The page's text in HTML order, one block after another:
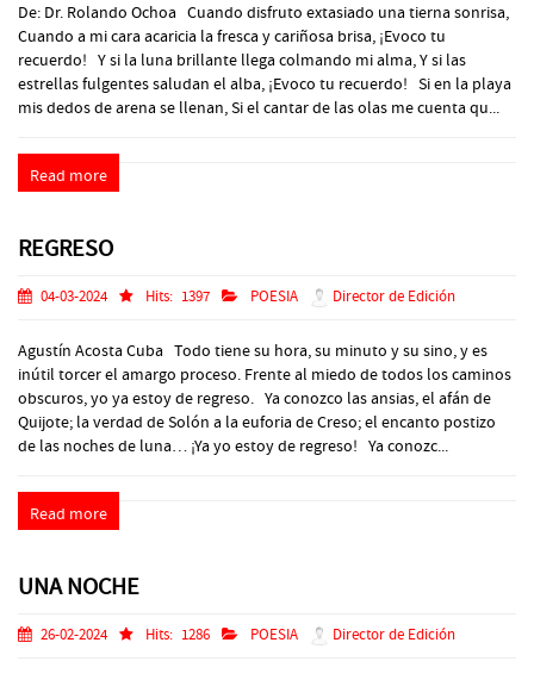
De: Dr. Rolando Ochoa Cuando disfruto extasiado una tierna sonrisa,
Cuando a mi cara acaricia la fresca y cariñosa brisa, ¡Evoco tu
recuerdo! Y si la luna brillante llega colmando mi alma, Y si las
estrellas fulgentes saludan el alba, ¡Evoco tu recuerdo! Si en la playa
mis dedos de arena se llenan, Si el cantar de las olas me cuenta qu...
Read more
REGRESO
04-03-2024 Hits: 1397 POESIA Director de Edición
Agustín Acosta Cuba Todo tiene su hora, su minuto y su sino, y es
inútil torcer el amargo proceso. Frente al miedo de todos los caminos
obscuros, yo ya estoy de regreso. Ya conozco las ansias, el afán de
Quijote; la verdad de Solón a la euforia de Creso; el encanto postizo
de las noches de luna… ¡Ya yo estoy de regreso! Ya conozc...
Read more
UNA NOCHE
26-02-2024 Hits: 1286 POESIA Director de Edición